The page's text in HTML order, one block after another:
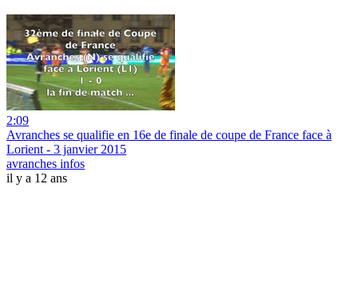
2:09
Avranches se qualifie en 16e de finale de coupe de France face à
Lorient - 3 janvier 2015
avranches infos
il y a 12 ans